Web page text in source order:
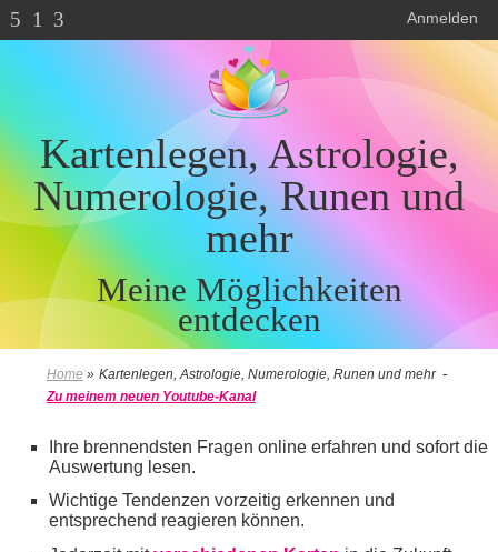
5 1 3 Anmelden
Kartenlegen, Astrologie,
Numerologie, Runen und
mehr
Meine Möglichkeiten
entdecken
Home » Kartenlegen, Astrologie, Numerologie, Runen und mehr -
Zu meinem neuen Youtube-Kanal
Ihre brennendsten Fragen online erfahren und sofort die
Auswertung lesen.
Wichtige Tendenzen vorzeitig erkennen und
entsprechend reagieren können.